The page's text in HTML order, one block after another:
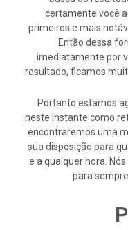
certamente você
primeiros e mais
Então dessa
imediatamente por
resultado, ficamos
Portanto estamos
neste instante como
encontraremos uma
sua disposição para
e a qualquer hora.
para